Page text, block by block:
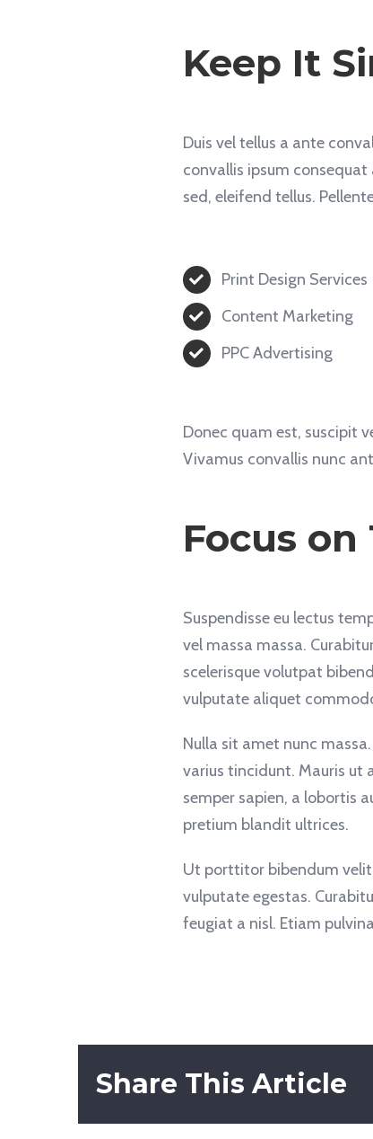
Keep It
Duis vel tellus a ante
convallis ipsum
sed, eleifend tellus.
Print Design Services
Content Marketing
PPC Advertising
Donec quam est, suscipit
Vivamus convallis nunc
Focus on
Suspendisse eu lectus
vel massa massa.
scelerisque volutpat
vulputate aliquet
Nulla sit amet nunc
varius tincidunt. Mauris ut
semper sapien, a lobortis
pretium blandit ultrices.
Ut porttitor bibendum
vulputate egestas.
feugiat a nisl. Etiam
Share This Article